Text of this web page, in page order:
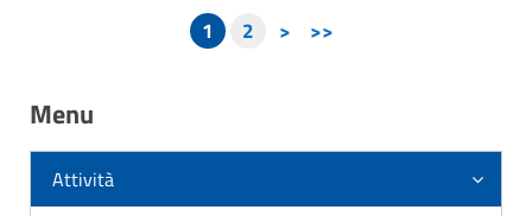
1 2 > >>
Menu
Attività